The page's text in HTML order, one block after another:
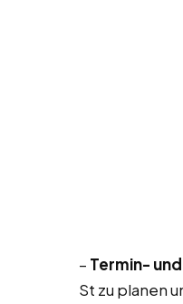
– Termin-
St zu planen